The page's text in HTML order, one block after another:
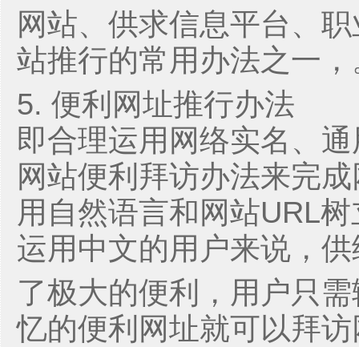
网站、供求信息平台、
站推行的常用办法之一，
5. 便利网址推行办法
即合理运用网络实名、
网站便利拜访办法来完
用自然语言和网站URL
运用中文的用户来说，供
了极大的便利，用户只
忆的便利网址就可以拜